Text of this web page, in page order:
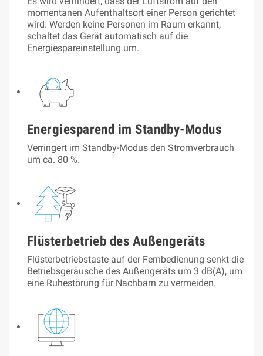
momentanen Aufenthaltsort einer Person gerichtet
wird. Werden keine Personen im Raum erkannt,
schaltet das Gerät automatisch auf die
Energiespareinstellung um.
Energiesparend im Standby-Modus
Verringert im Standby-Modus den Stromverbrauch
um ca. 80 %.
Flüsterbetrieb des Außengeräts
Flüsterbetriebstaste auf der Fernbedienung senkt die
Betriebsgeräusche des Außengeräts um 3 dB(A), um
eine Ruhestörung für Nachbarn zu vermeiden.